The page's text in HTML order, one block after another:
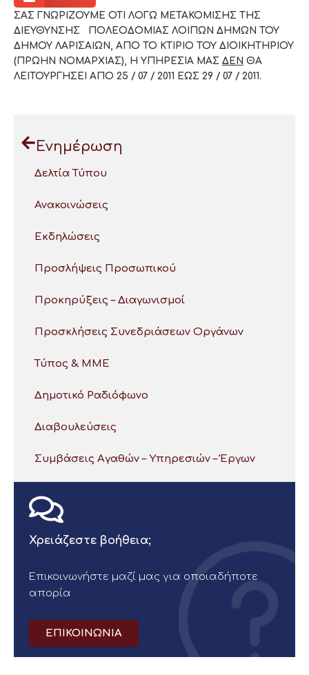
ΣΑΣ ΓΝΩΡΙΖΟΥΜΕ ΟΤΙ ΛΟΓΩ ΜΕΤΑΚΟΜΙΣΗΣ ΤΗΣ
ΔΙΕΥΘΥΝΣΗΣ ΠΟΛΕΟΔΟΜΙΑΣ ΛΟΙΠΩΝ ΔΗΜΩΝ ΤΟΥ
ΔΗΜΟΥ ΛΑΡΙΣΑΙΩΝ, ΑΠΟ ΤΟ ΚΤΙΡΙΟ ΤΟΥ ΔΙΟΙΚΗΤΗΡΙΟΥ
(ΠΡΩΗΝ ΝΟΜΑΡΧΙΑΣ), Η ΥΠΗΡΕΣΙΑ ΜΑΣ ΔΕΝ ΘΑ
ΛΕΙΤΟΥΡΓΗΣΕΙ ΑΠΟ 25 / 07 / 2011 ΕΩΣ 29 / 07 / 2011.
Ενημέρωση
Δελτία Τύπου
Ανακοινώσεις
Εκδηλώσεις
Προσλήψεις Προσωπικού
Προκηρύξεις – Διαγωνισμοί
Προσκλήσεις Συνεδριάσεων Οργάνων
Τύπος & ΜΜΕ
Δημοτικό Ραδιόφωνο
Διαβουλεύσεις
Συμβάσεις Αγαθών – Υπηρεσιών – Έργων
Χρειάζεστε βοήθεια;
Επικοινωνήστε μαζί μας για οποιαδήποτε
απορία
ΕΠΙΚΟΙΝΩΝΙΑ